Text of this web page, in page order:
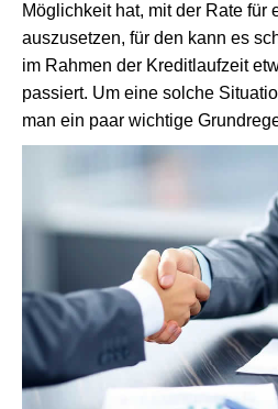
Möglichkeit hat, mit der Rate für
auszusetzen, für den kann es
im Rahmen der Kreditlaufzeit
passiert. Um eine solche
man ein paar wichtige